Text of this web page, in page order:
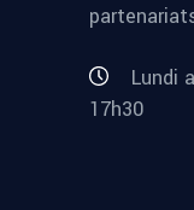
Lundi
17h30